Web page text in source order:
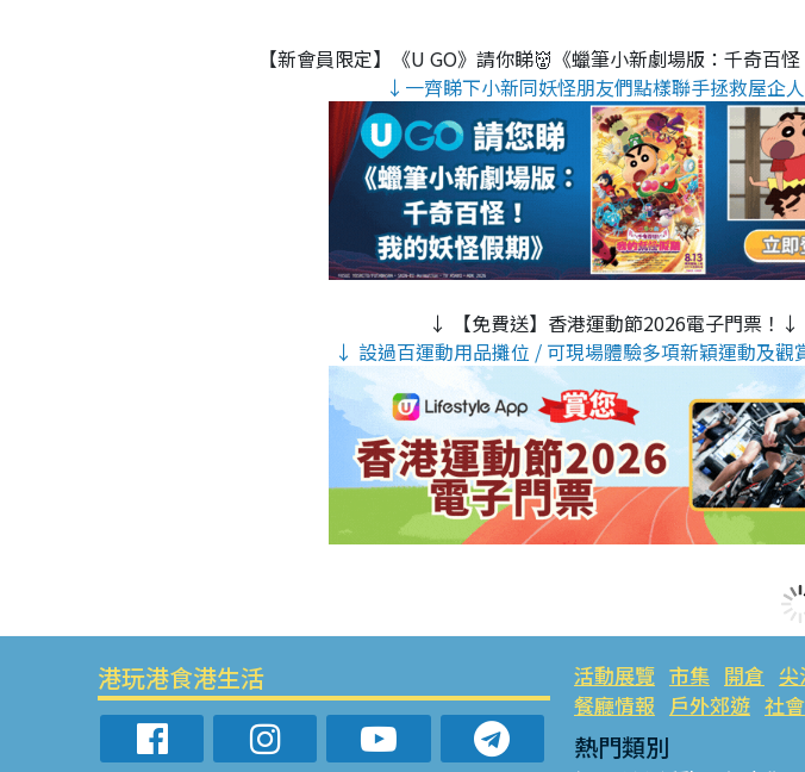
【新會員限定】《U GO》請你睇👹《蠟筆小新劇場版：千奇百
↓一齊睇下小新同妖怪朋友們點樣聯手拯救屋企
↓ 【免費送】香港運動節2026電子門票！↓
↓ 設過百運動用品攤位 / 可現場體驗多項新穎運動及觀
港玩港食港生活 活動展覽 市集 開倉
餐廳情報 戶外郊遊 社
熱門類別